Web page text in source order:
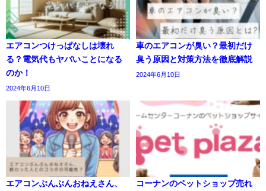
エアコンつけっぱなしは壊れ
る？電気代もヤバいことになる
のか！
2024年6月10日
車のエアコンが臭い？最初だけ
臭う原因と対策方法を徹底解説
2024年6月10日
エアコンぶんぶんおねえさん、
コーナンのペットショップ売れ